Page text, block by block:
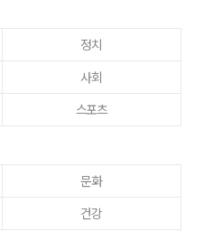
정치
사회
스포츠
문화
건강